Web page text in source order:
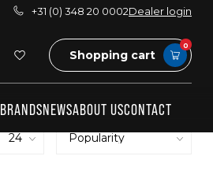
+31 (0) 348 20 0002Dealer login
Shopping cart
0
BRANDSNEWSABOUT USCONTACT